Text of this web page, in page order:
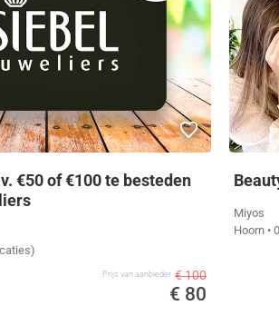
€50 of €100 te besteden
Prijs van aanbieder € 100
€ 80
Miyos
Hoorn •